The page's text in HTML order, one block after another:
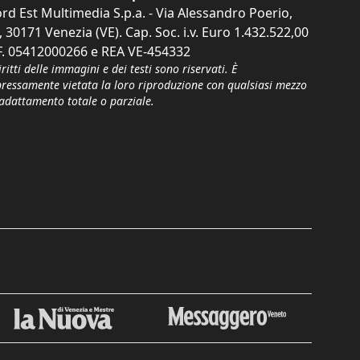
Est Multimedia S.p.a. - Via Alessandro Poerio,
30171 Venezia (VE). Cap. Soc. i.v. Euro 1.432.522,00
05412000266 e REA VE-454332
delle immagini e dei testi sono riservati. È
vietata la loro riproduzione con qualsiasi mezzo
totale o parziale.